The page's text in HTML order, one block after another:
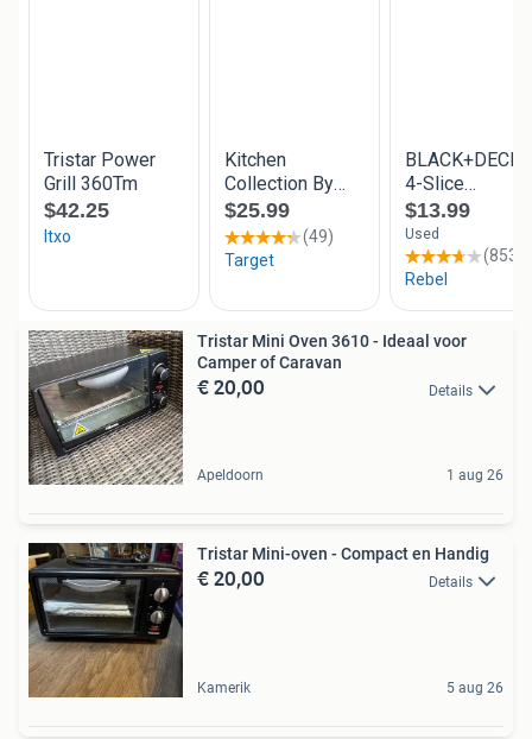
Tristar Mini Oven 3610 - Ideaal voor
Camper of Caravan
€ 20,00 Details
Apeldoorn 1 aug 26
Tristar Mini-oven - Compact en Handig
€ 20,00 Details
Kamerik 5 aug 26